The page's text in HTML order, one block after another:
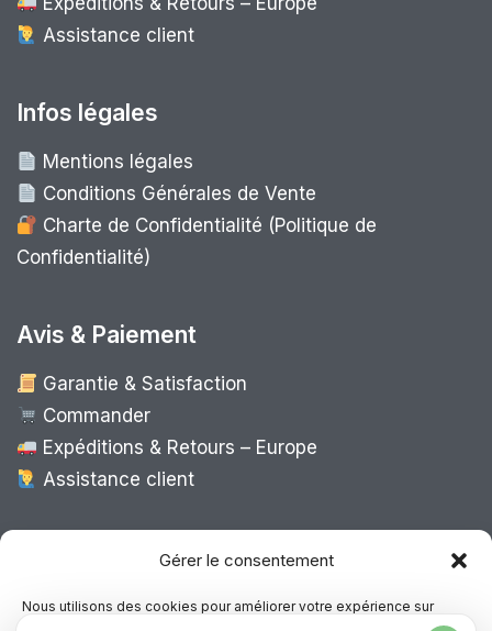
Gérer le consentement
Nous utilisons des cookies pour améliorer votre expérience sur
notre site, analyser le trafic et proposer des contenus personnalisés.
Assistance client
Infos légales
Mentions légales
Conditions Générales de Vente
Charte de Confidentialité (Politique de
Confidentialité)
Avis & Paiement
Garantie & Satisfaction
Commander
Expéditions & Retours – Europe
Assistance client
Expédition Europe